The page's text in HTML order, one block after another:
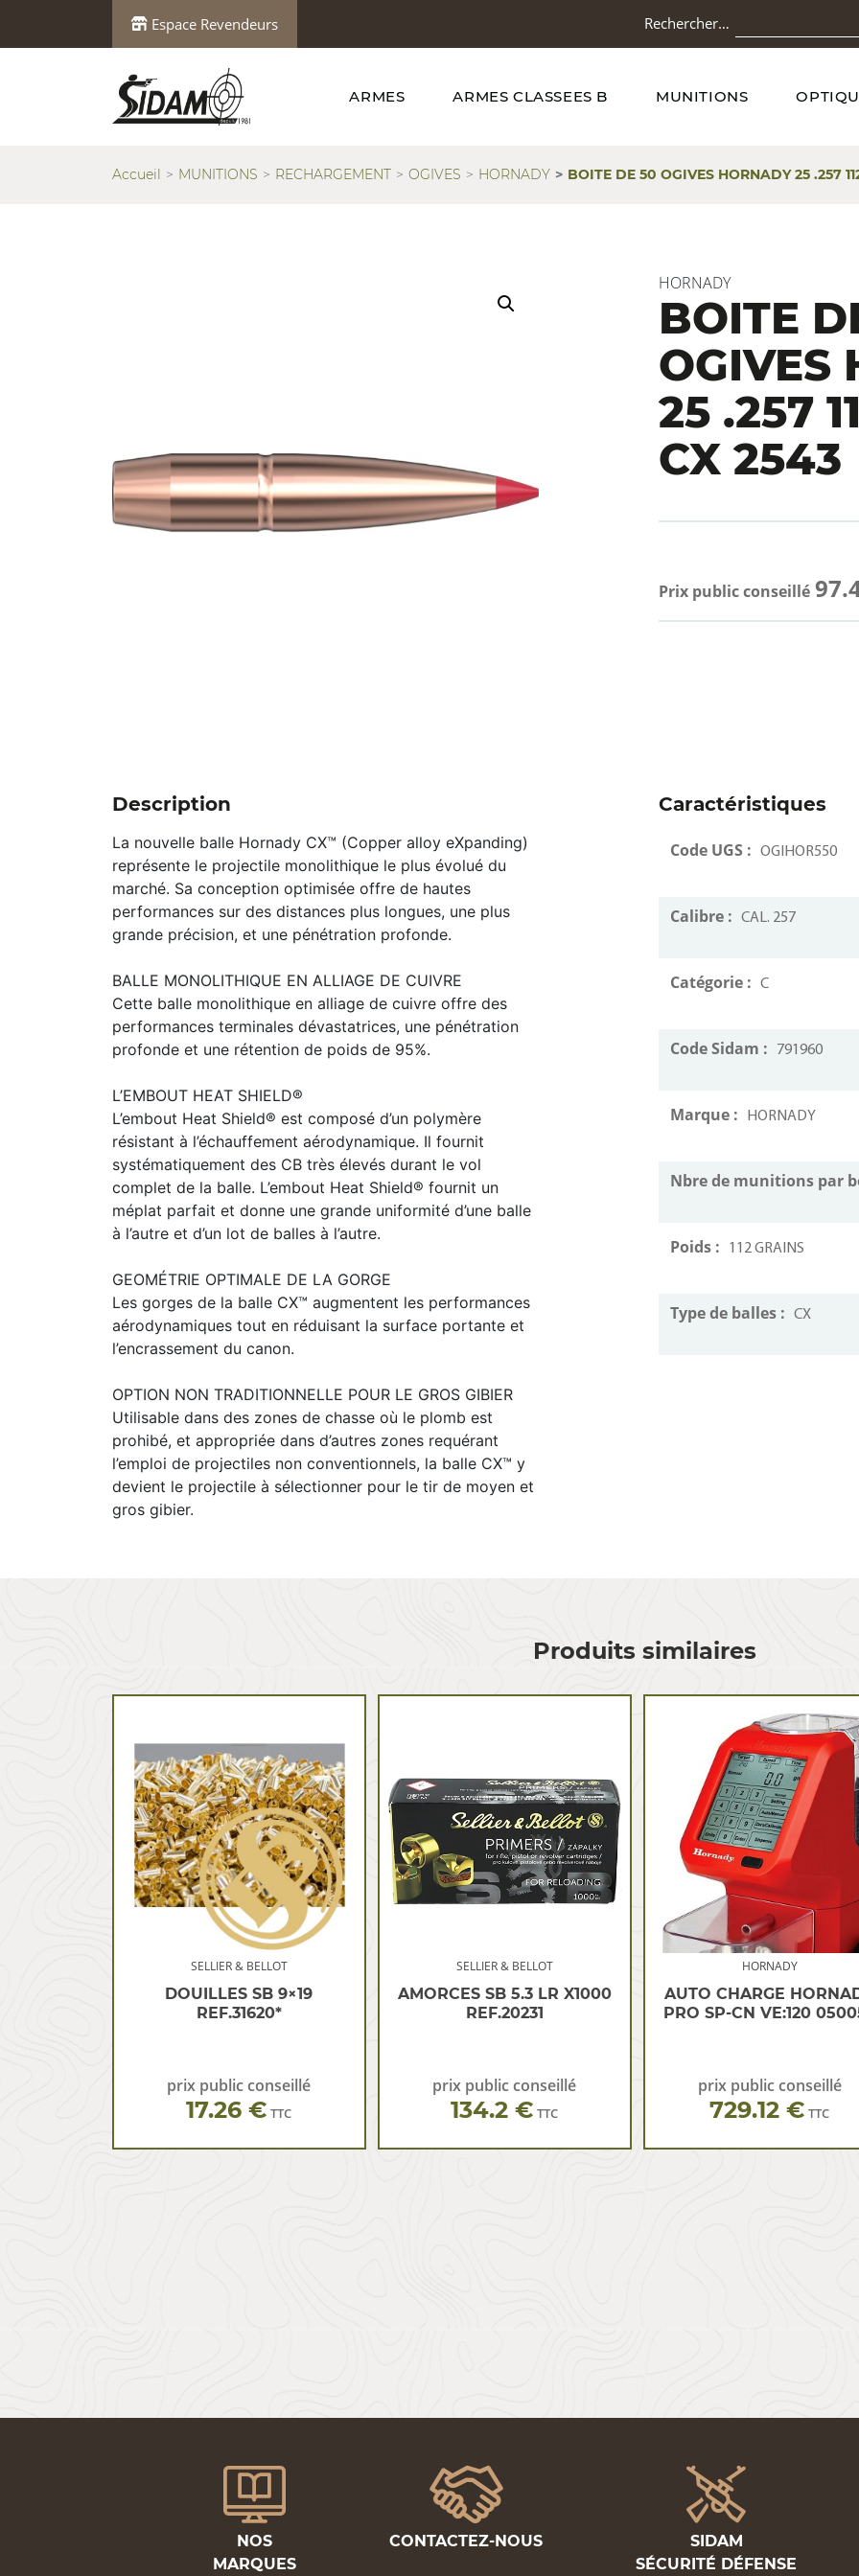
Espace Revendeurs Rechercher…
ARMES ARMES CLASSEES B MUNITIONS
Accueil MUNITIONS RECHARGEMENT OGIVES HORNADY BOITE DE 50 OGIVES HORNADY 25 .257
HORNADY
BOITE
OGIVES
25 .257
CX 2543
Prix public conseillé
Description
La nouvelle balle Hornady CX™ (Copper alloy eXpanding)
représente le projectile monolithique le plus évolué du
marché. Sa conception optimisée offre de hautes
performances sur des distances plus longues, une plus
grande précision, et une pénétration profonde.
BALLE MONOLITHIQUE EN ALLIAGE DE CUIVRE
Cette balle monolithique en alliage de cuivre offre des
performances terminales dévastatrices, une pénétration
profonde et une rétention de poids de 95%.
L’EMBOUT HEAT SHIELD®
L’embout Heat Shield® est composé d’un polymère
résistant à l’échauffement aérodynamique. Il fournit
systématiquement des CB très élevés durant le vol
complet de la balle. L’embout Heat Shield® fournit un
méplat parfait et donne une grande uniformité d’une balle
à l’autre et d’un lot de balles à l’autre.
GEOMÉTRIE OPTIMALE DE LA GORGE
Les gorges de la balle CX™ augmentent les performances
aérodynamiques tout en réduisant la surface portante et
l’encrassement du canon.
OPTION NON TRADITIONNELLE POUR LE GROS GIBIER
Utilisable dans des zones de chasse où le plomb est
prohibé, et appropriée dans d’autres zones requérant
l’emploi de projectiles non conventionnels, la balle CX™ y
devient le projectile à sélectionner pour le tir de moyen et
gros gibier.
Caractéristiques
Code UGS : OGIHOR550
Calibre : CAL. 257
Catégorie : C
Code Sidam : 791960
Marque : HORNADY
Nbre de munitions par
Poids : 112 GRAINS
Type de balles : CX
Produits similaires
SELLIER & BELLOT
DOUILLES SB 9×19
REF.31620*
prix public conseillé
17.26 € TTC
SELLIER & BELLOT
AMORCES SB 5.3 LR X1000
REF.20231
prix public conseillé
134.2 € TTC
HORNADY
AUTO CHARGE
PRO SP-CN VE:120
prix public conseillé
729.12 € TTC
NOS
MARQUES
CONTACTEZ-NOUS
SIDAM
SÉCURITÉ DÉFENSE